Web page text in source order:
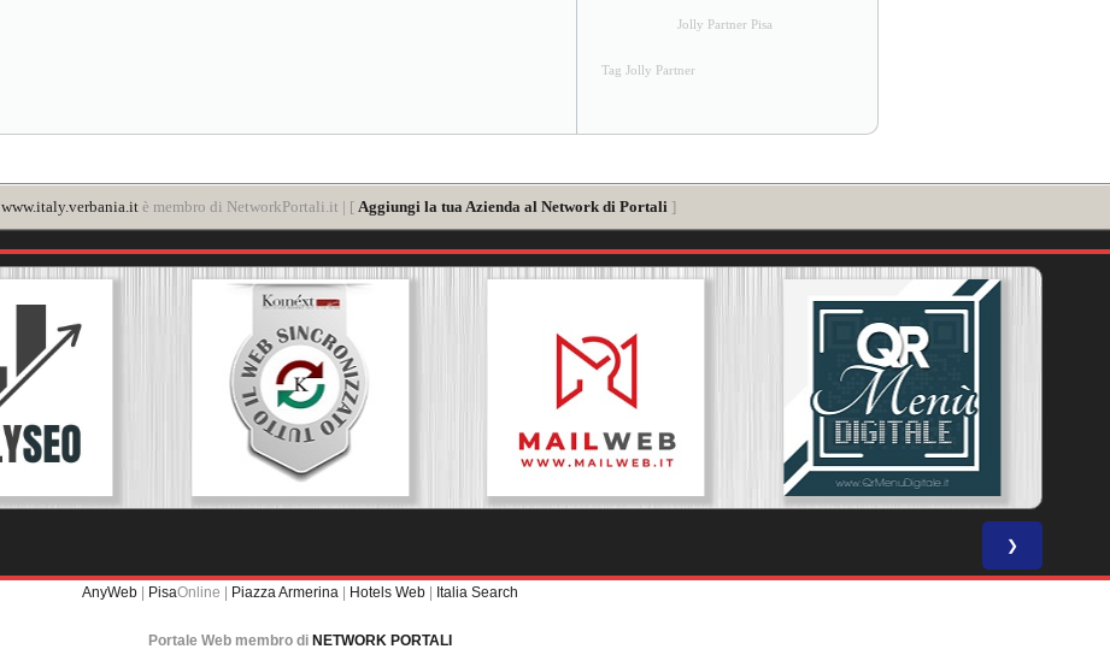
Jolly Partner Pisa
Tag Jolly Partner
www.italy.verbania.itè membro di NetworkPortali.it | [ Aggiungi la tua Azienda al Network di Portali ]
❯
AnyWeb | PisaOnline | Piazza Armerina | Hotels Web | Italia Search
Portale Web membro di NETWORK PORTALI